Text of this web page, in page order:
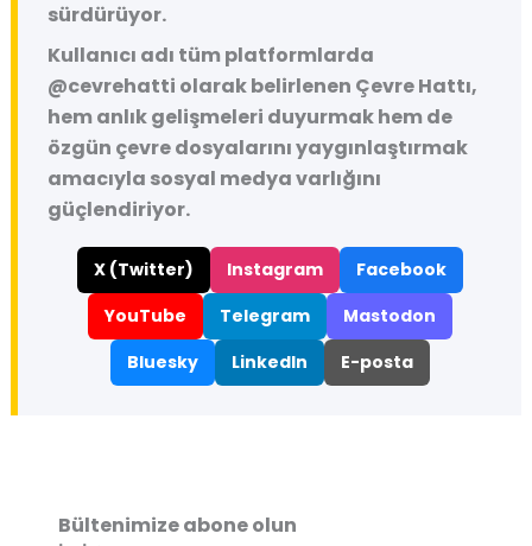
sürdürüyor.
Kullanıcı adı tüm platformlarda
@cevrehatti olarak belirlenen Çevre Hattı,
hem anlık gelişmeleri duyurmak hem de
özgün çevre dosyalarını yaygınlaştırmak
amacıyla sosyal medya varlığını
güçlendiriyor.
X (Twitter) Instagram
Facebook
YouTube
Telegram
Mastodon
Bluesky
LinkedIn E-posta
Bültenimize abone olun